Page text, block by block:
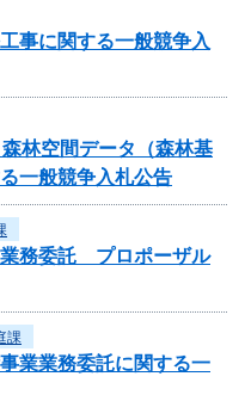
事に関する一般競争入
林空間データ（森林基
一般競争入札公告
務委託 プロポーザル
課
業業務委託に関する一